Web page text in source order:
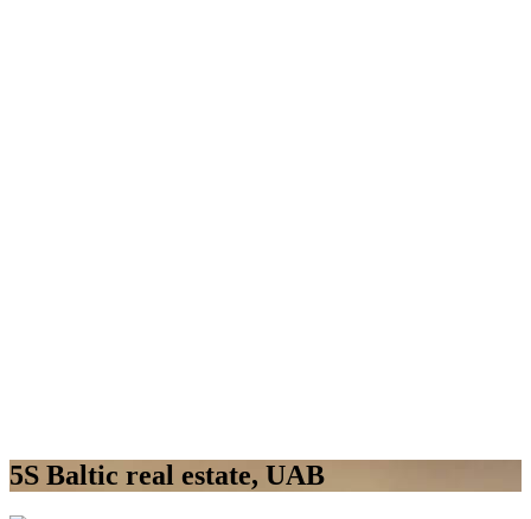
5S Baltic real estate, UAB